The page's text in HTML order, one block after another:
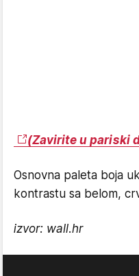
(Zavirite u pariski
Osnovna paleta boja
kontrastu sa belom,
izvor: wall.hr